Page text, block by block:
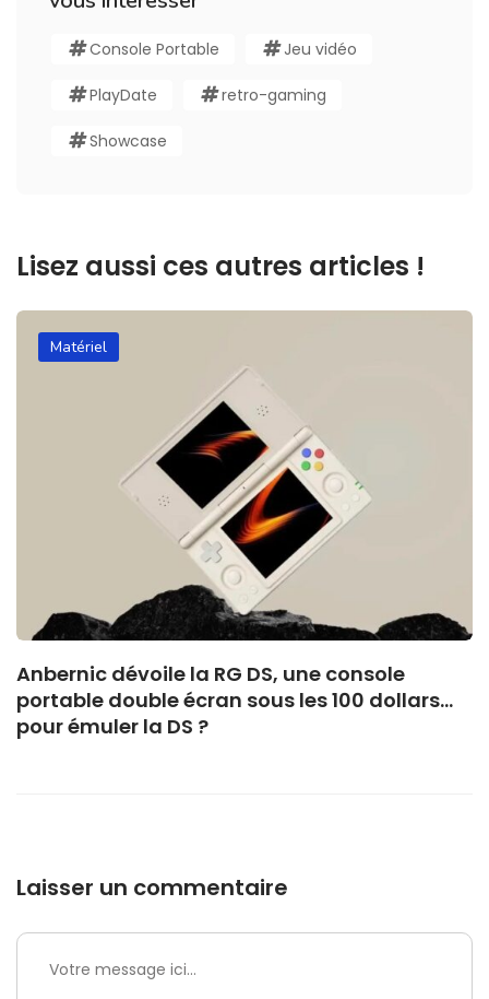
Console Portable Jeu vidéo
PlayDate retro-gaming
Showcase
Lisez aussi ces autres articles !
Matériel
Anbernic dévoile la RG DS, une console
portable double écran sous les 100 dollars…
pour émuler la DS ?
Laisser un commentaire